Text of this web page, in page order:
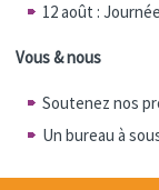
12 août :
Vous & nous
Soutenez nos
Un bureau à